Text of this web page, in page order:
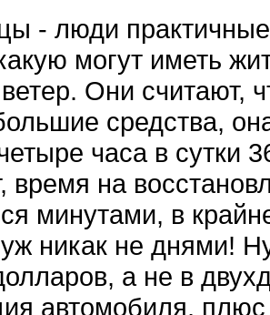
- люди
могут иметь
Они считают,
средства,
часа в сутки
время на
минутами, в
никак не днями!
а не в
автомобиля,